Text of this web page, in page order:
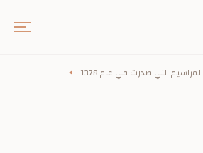
المراسيم التي صدرت في عام 1378